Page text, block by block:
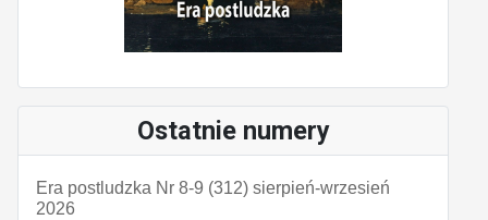
Ostatnie numery
Era postludzka Nr 8-9 (312) sierpień-wrzesień
2026